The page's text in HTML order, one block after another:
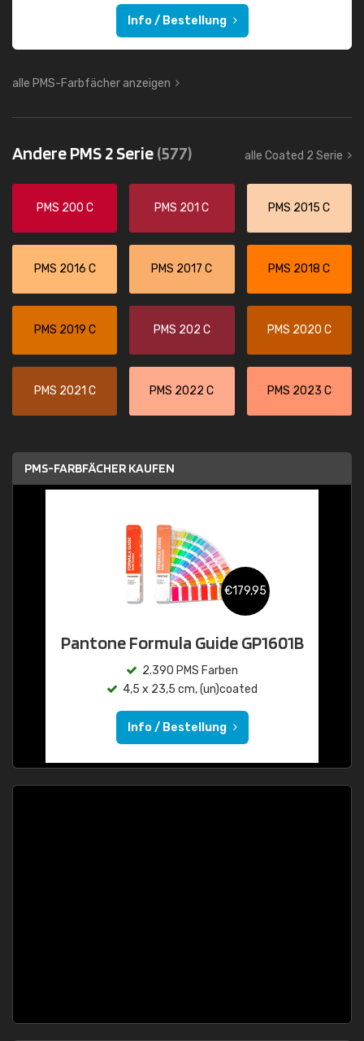
Info / Bestellung
alle PMS-Farbfächer anzeigen
Andere PMS 2 Serie(577) alle Coated 2 Serie
PMS 200 C PMS 201 C PMS 2015 C
PMS 2016 C PMS 2017 C PMS 2018 C
PMS 2019 C PMS 202 C PMS 2020 C
PMS 2021 C PMS 2022 C PMS 2023 C
PMS-FARBFÄCHER KAUFEN
€179,95
Pantone Formula Guide GP1601B
2.390 PMS Farben
4,5 x 23,5 cm, (un)coated
Info / Bestellung